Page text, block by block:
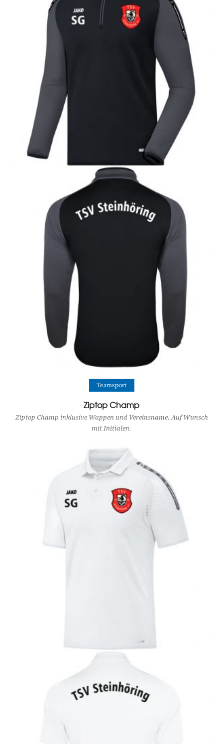
View Product
Teamsport
Ziptop Champ
Ziptop Champ inklusive Wappen und Vereinsname. Auf Wunsch
mit Initialen.